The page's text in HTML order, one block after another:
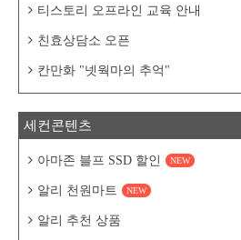
티스토리 오프라인 교육 안내
친효상담소 오픈
칸만화 "넷웍마의 추억"
세컨콘텐츠
아마존 블프 SSD 할인 NEW
알리 천원마트 NEW
알리 추천 상품